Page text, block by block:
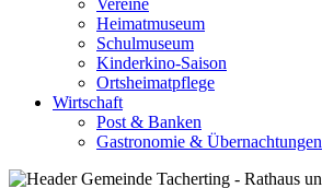
Vereine
Heimatmuseum
Schulmuseum
Kinderkino-Saison
Ortsheimatpflege
Wirtschaft
Post & Banken
Gastronomie & Übernachtungen